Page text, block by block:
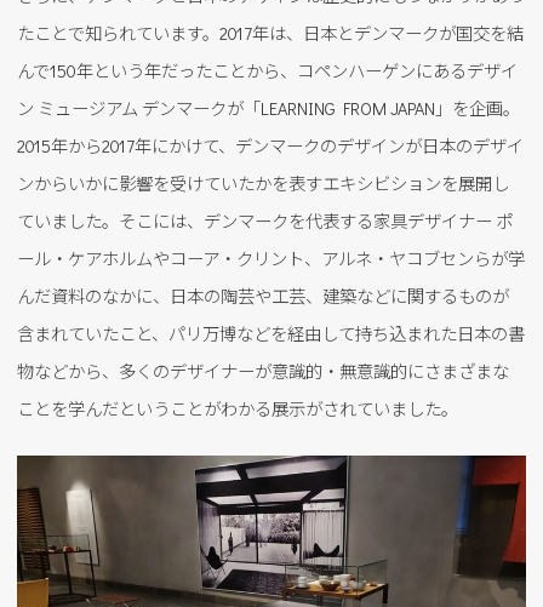
たことで知られています。2017年は、日本とデンマークが国交を結
んで150年という年だったことから、コペンハーゲンにあるデザイ
ン ミュージアム デンマークが「LEARNING FROM JAPAN」を企画。
2015年から2017年にかけて、デンマークのデザインが日本のデザイ
ンからいかに影響を受けていたかを表すエキシビションを展開し
ていました。そこには、デンマークを代表する家具デザイナー ポ
ール・ケアホルムやコーア・クリント、アルネ・ヤコブセンらが学
んだ資料のなかに、日本の陶芸や工芸、建築などに関するものが
含まれていたこと、パリ万博などを経由して持ち込まれた日本の書
物などから、多くのデザイナーが意識的・無意識的にさまざまな
ことを学んだということがわかる展示がされていました。